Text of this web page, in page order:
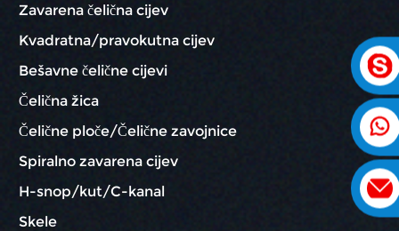
Zavarena čelična cijev
Kvadratna/pravokutna cijev
Bešavne čelične cijevi
Čelična žica
Čelične ploče/Čelične zavojnice
Spiralno zavarena cijev
H-snop/kut/C-kanal
Skele